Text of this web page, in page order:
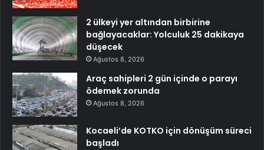
2 ülkeyi yer altından birbirine
bağlayacaklar: Yolculuk 25 dakikaya
düşecek
Ağustos 8, 2026
Araç sahipleri 2 gün içinde o parayı
ödemek zorunda
Ağustos 8, 2026
Kocaeli’de KOTKO için dönüşüm süreci
başladı